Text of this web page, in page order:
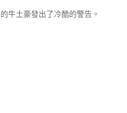
牛土豪發出了冷酷的警告。